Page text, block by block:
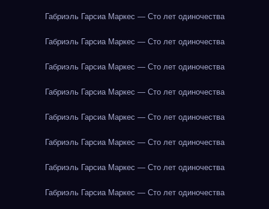
Габриэль Гарсиа Маркес — Сто лет одиночества
Габриэль Гарсиа Маркес — Сто лет одиночества
Габриэль Гарсиа Маркес — Сто лет одиночества
Габриэль Гарсиа Маркес — Сто лет одиночества
Габриэль Гарсиа Маркес — Сто лет одиночества
Габриэль Гарсиа Маркес — Сто лет одиночества
Габриэль Гарсиа Маркес — Сто лет одиночества
Габриэль Гарсиа Маркес — Сто лет одиночества